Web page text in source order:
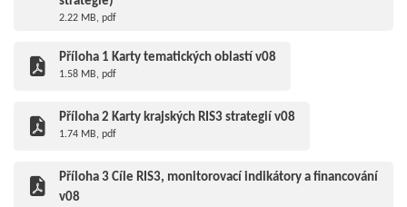
2.22 MB, pdf
Příloha 1 Karty tematických oblastí v08
1.58 MB, pdf
Příloha 2 Karty krajských RIS3 strategií v08
1.74 MB, pdf
Příloha 3 Cíle RIS3, monitorovací indikátory a financování
v08